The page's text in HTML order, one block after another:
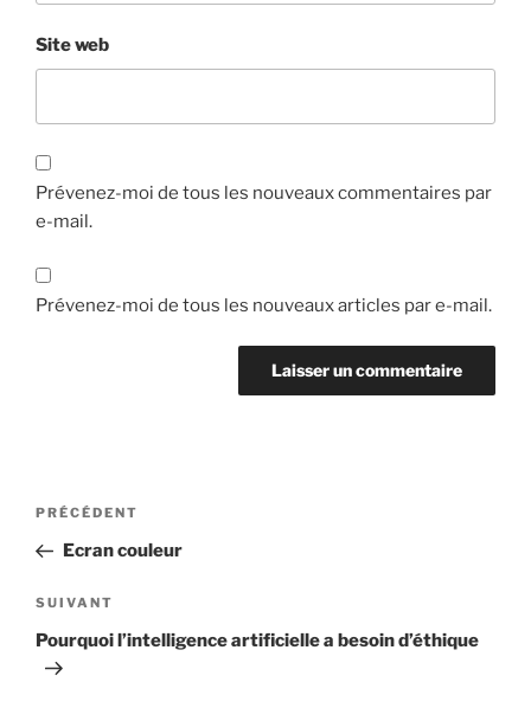
Site web
Prévenez-moi de tous les nouveaux commentaires par
e-mail.
Prévenez-moi de tous les nouveaux articles par e-mail.
Navigation
l’article
Article
précédent
PRÉCÉDENT
Ecran couleur
Article
suivant
SUIVANT
Pourquoi l’intelligence artificielle a besoin d’éthique